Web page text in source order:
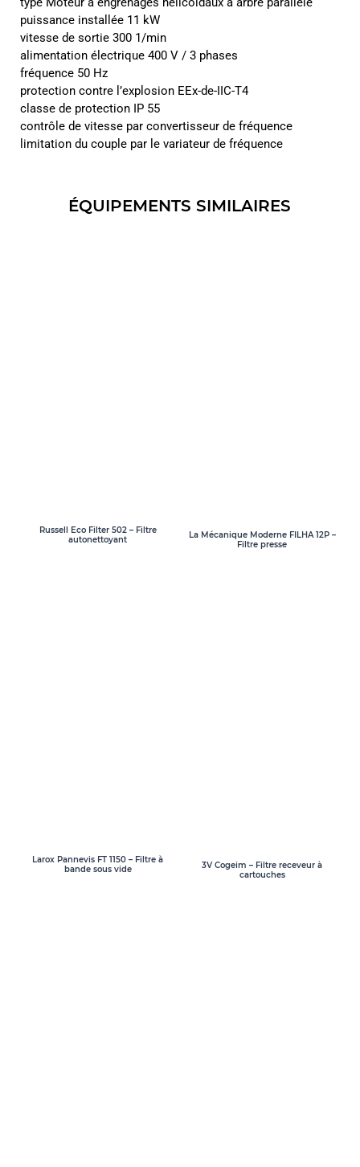
puissance installée 11 kW
vitesse de sortie 300 1/min
alimentation électrique 400 V / 3 phases
fréquence 50 Hz
protection contre l’explosion EEx-de-IIC-T4
classe de protection IP 55
contrôle de vitesse par convertisseur de fréquence
limitation du couple par le variateur de fréquence
ÉQUIPEMENTS SIMILAIRES
Russell Eco Filter 502 – Filtre
autonettoyant
La Mécanique Moderne FILHA 12P –
Filtre presse
Larox Pannevis FT 1150 – Filtre à
bande sous vide
3V Cogeim – Filtre receveur à
cartouches